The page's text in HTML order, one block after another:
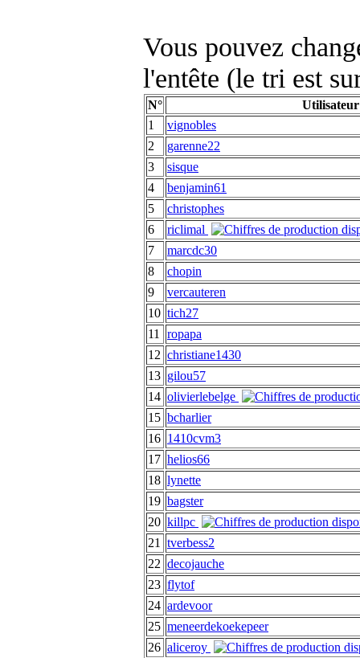
Vous pouvez
l'entête (le tri est
N°
Utilisateur
1
vignobles
2
garenne22
3
sisque
4
benjamin61
5
christophes
6
riclimal
7
marcdc30
8
chopin
9
vercauteren
10 tich27
11
ropapa
12 christiane1430
13 gilou57
14 olivierlebelge
15 bcharlier
16 1410cvm3
17 helios66
18 lynette
19 bagster
20 killpc
21
tverbess2
22 decojauche
23 flytof
24 ardevoor
25 meneerdekoekepeer
26 aliceroy